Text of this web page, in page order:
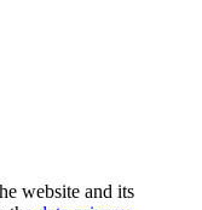
website and its